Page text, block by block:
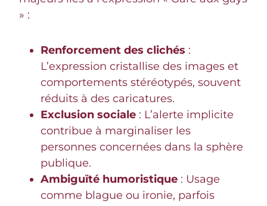
» :
Renforcement des clichés :
L’expression cristallise des images et
comportements stéréotypés, souvent
réduits à des caricatures.
Exclusion sociale : L’alerte implicite
contribue à marginaliser les
personnes concernées dans la sphère
publique.
Ambiguïté humoristique : Usage
comme blague ou ironie, parfois